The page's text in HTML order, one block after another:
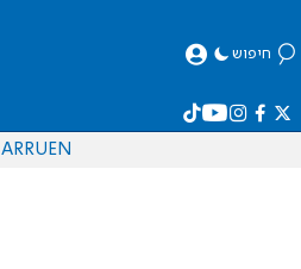
חיפוש
EN
RU
AR